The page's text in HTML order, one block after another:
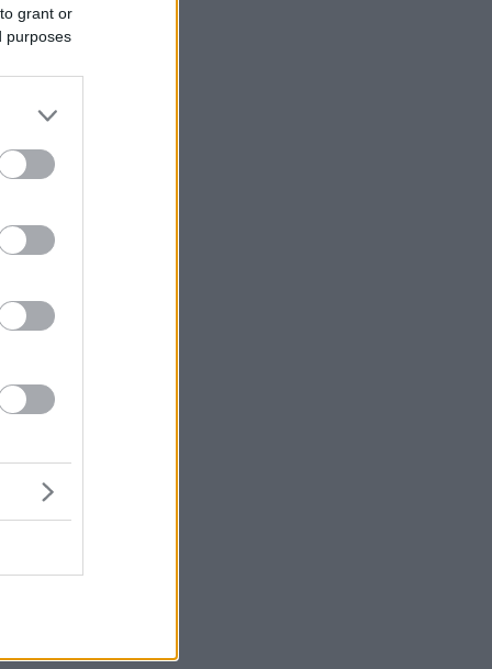
grant or
purposes